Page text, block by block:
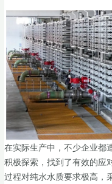
在实际生产中，不少企业都
积极探索，找到了有效的应
过程对纯水水质要求极高，